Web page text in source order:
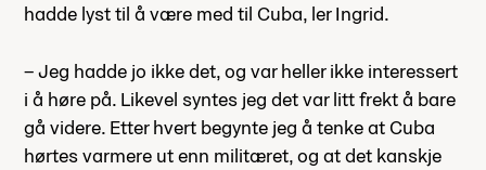
hadde lyst til å være med til Cuba, ler Ingrid.
– Jeg hadde jo ikke det, og var heller ikke interessert
i å høre på. Likevel syntes jeg det var litt frekt å bare
gå videre. Etter hvert begynte jeg å tenke at Cuba
hørtes varmere ut enn militæret, og at det kanskje